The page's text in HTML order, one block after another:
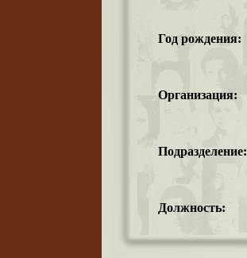
Год рождения:
Организация:
Подразделение:
Должность: